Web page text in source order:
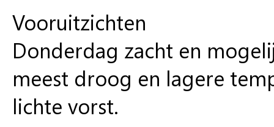
Vooruitzichten
Donderdag zacht en
meest droog en lagere
lichte vorst.